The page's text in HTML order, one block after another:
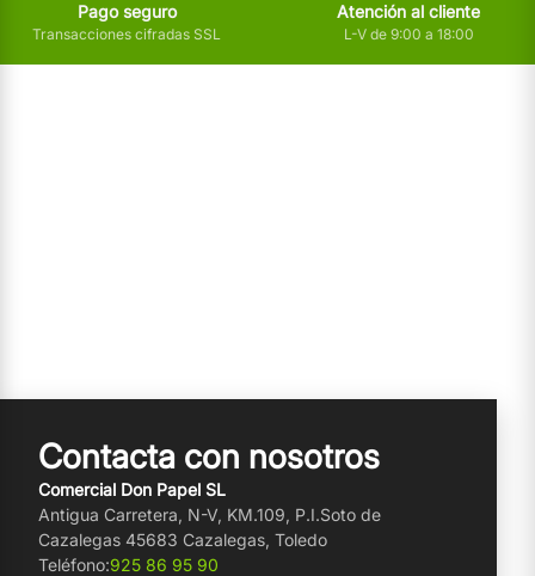
Pago seguro
Transacciones cifradas SSL
Atención al cliente
L-V de 9:00 a 18:00
Contacta con nosotros
Comercial Don Papel SL
Antigua Carretera, N-V, KM.109, P.I.Soto de
Cazalegas 45683 Cazalegas, Toledo
Teléfono:925 86 95 90